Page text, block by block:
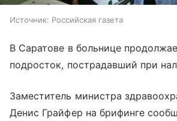
Источник: Российская газета
В Саратове в больнице
подросток, пострадавший при
Заместитель министра
Денис Грайфер на брифинге